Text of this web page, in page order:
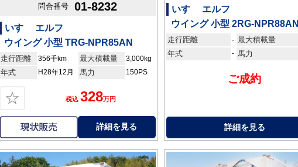
問合番号 01-8232
いすゞ エルフ
ウイング 小型 TRG-NPR85AN
走行距離 356千km 最大積載量 3,000kg
年式 H28年12月 馬力 150PS
☆ 税込 328万円
詳細を見る
いすゞ エルフ
ウイング 小型 2RG-NPR88AN
走行距離 - 最大積載量
年式 - 馬力
ご成約
詳細を見る